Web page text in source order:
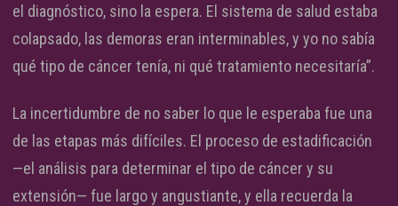
el diagnóstico, sino la espera. El sistema de salud estaba
colapsado, las demoras eran interminables, y yo no sabía
qué tipo de cáncer tenía, ni qué tratamiento necesitaría”.
La incertidumbre de no saber lo que le esperaba fue una
de las etapas más difíciles. El proceso de estadificación
—el análisis para determinar el tipo de cáncer y su
extensión— fue largo y angustiante, y ella recuerda la